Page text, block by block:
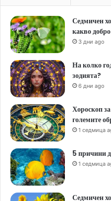
Седмичен
какво
3 дни ago
На колко
зодията?
6 дни ago
Хороскоп
големите
1 седмица
5 причини
1 седмица
Седмичен